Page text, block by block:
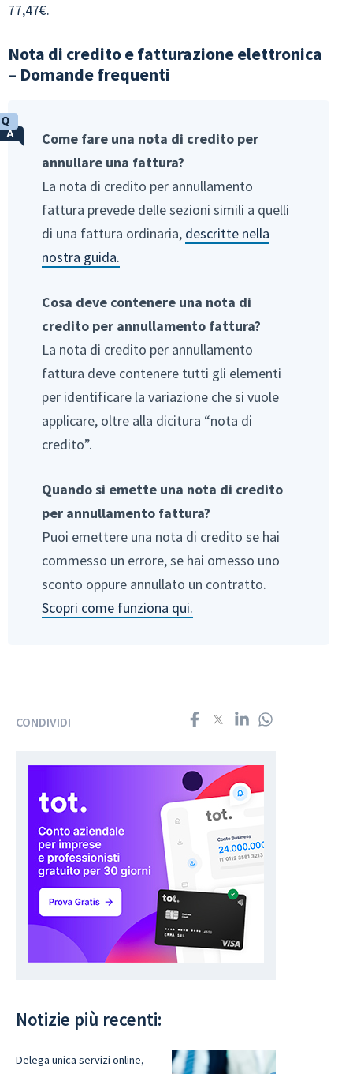
77,47€.
Nota di credito e fatturazione elettronica
– Domande frequenti
Come fare una nota di credito per
annullare una fattura?
La nota di credito per annullamento
fattura prevede delle sezioni simili a quelli
di una fattura ordinaria, descritte nella
nostra guida.
Cosa deve contenere una nota di
credito per annullamento fattura?
La nota di credito per annullamento
fattura deve contenere tutti gli elementi
per identificare la variazione che si vuole
applicare, oltre alla dicitura “nota di
credito”.
Quando si emette una nota di credito
per annullamento fattura?
Puoi emettere una nota di credito se hai
commesso un errore, se hai omesso uno
sconto oppure annullato un contratto.
Scopri come funziona qui.
CONDIVIDI
Notizie più recenti:
Delega unica servizi online,